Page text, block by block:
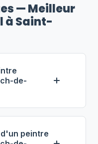
— Meilleur
à Saint-
de-
Peintures
(propriétaire :
comme le
peintre